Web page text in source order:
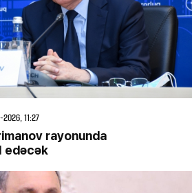
11:27
rayonunda
edəcək